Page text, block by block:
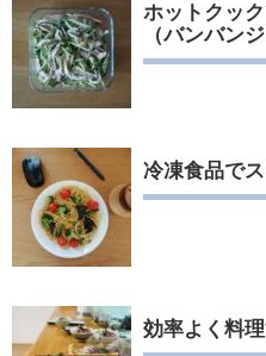
ホットクッ
（バンバンジ
冷凍食品で
効率よく料